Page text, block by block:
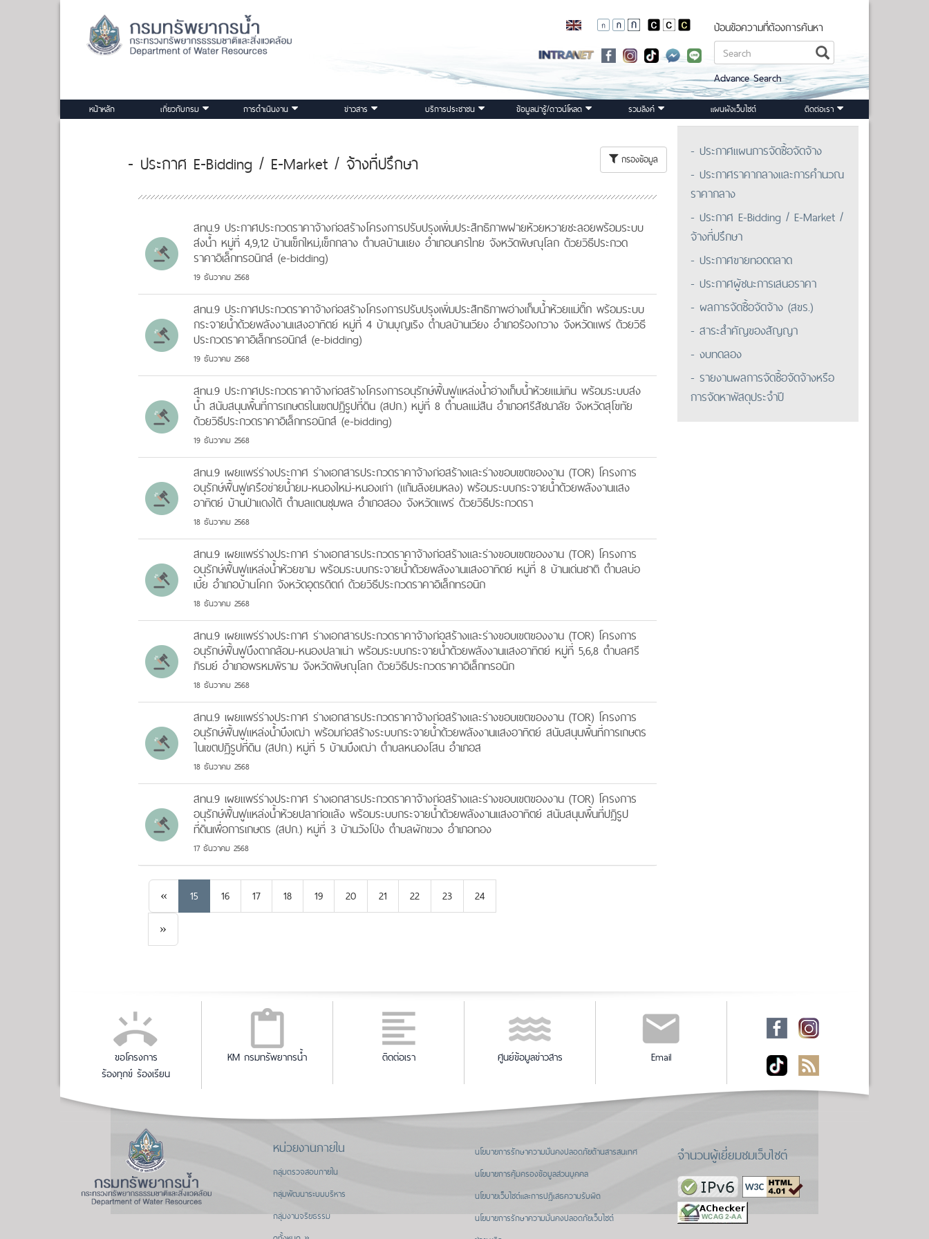
ป้อนข้อความที่ต้องการค้นหา
Advance Search
หน้าหลัก เกี่ยวกับกรม การดำเนินงาน ข่าวสาร บริการประชาชน ข้อมูลน่ารู้/ดาวน์โหลด รวมลิงค์ แผนผังเว็บไซต์ ติดต่อเรา
- ประกาศ E-Bidding / E-Market / จ้างที่ปรึกษา กรองข้อมูล
สทน.9 ประกาศประกวดราคาจ้างก่อสร้างโครงการปรับปรุงเพิ่มประสิทธิภาพฝายห้วยหวายชะลอยพร้อมระบบ
ส่งน้ำ หมู่ที่ 4,9,12 บ้านเข็กใหม่,เข็กกลาง ตำบลบ้านแยง อำเภอนครไทย จังหวัดพิษณุโลก ด้วยวิธีประกวด
ราคาอิเล็กทรอนิกส์ (e-bidding)
19 ธันวาคม 2568
สทน.9 ประกาศประกวดราคาจ้างก่อสร้างโครงการปรับปรุงเพิ่มประสิทธิภาพอ่างเก็บน้ำห้วยแม่ติ๊ก พร้อมระบบ
กระจายน้ำด้วยพลังงานแสงอาทิตย์ หมู่ที่ 4 บ้านบุญเริง ตำบลบ้านเวียง อำเภอร้องกวาง จังหวัดแพร่ ด้วยวิธี
ประกวดราคาอิเล็กทรอนิกส์ (e-bidding)
19 ธันวาคม 2568
สทน.9 ประกาศประกวดราคาจ้างก่อสร้างโครงการอนุรักษ์ฟื้นฟูแหล่งน้ำอ่างเก็บน้ำห้วยแม่เทิน พร้อมระบบส่ง
น้ำ สนับสนุนพื้นที่การเกษตรในเขตปฏิรูปที่ดิน (สปก.) หมู่ที่ 8 ตำบลแม่สิน อำเภอศรีสัชนาลัย จังหวัดสุโขทัย
ด้วยวิธีประกวดราคาอิเล็กทรอนิกส์ (e-bidding)
19 ธันวาคม 2568
สทน.9 เผยแพร่ร่างประกาศ ร่างเอกสารประกวดราคาจ้างก่อสร้างและร่างขอบเขตของงาน (TOR) โครงการ
อนุรักษ์ฟื้นฟูเครือข่ายน้ำยม-หนองใหม่-หนองเก่า (แก้มลิงยมหลง) พร้อมระบบกระจายน้ำด้วยพลังงานแสง
อาทิตย์ บ้านป่าแดงใต้ ตำบลแดนชุมพล อำเภอสอง จังหวัดแพร่ ด้วยวิธีประกวดรา
18 ธันวาคม 2568
สทน.9 เผยแพร่ร่างประกาศ ร่างเอกสารประกวดราคาจ้างก่อสร้างและร่างขอบเขตของงาน (TOR) โครงการ
อนุรักษ์ฟื้นฟูแหล่งน้ำห้วยขาม พร้อมระบบกระจายน้ำด้วยพลังงานแสงอาทิตย์ หมู่ที่ 8 บ้านเด่นชาติ ตำบลบ่อ
เบี้ย อำเภอบ้านโคก จังหวัดอุตรดิตถ์ ด้วยวิธีประกวดราคาอิเล็กทรอนิก
18 ธันวาคม 2568
สทน.9 เผยแพร่ร่างประกาศ ร่างเอกสารประกวดราคาจ้างก่อสร้างและร่างขอบเขตของงาน (TOR) โครงการ
อนุรักษ์ฟื้นฟูบึงตากล้อม-หนองปลาเน่า พร้อมระบบกระจายน้ำด้วยพลังงานแสงอาทิตย์ หมู่ที่ 5,6,8 ตำบลศรี
ภิรมย์ อำเภอพรหมพิราม จังหวัดพิษณุโลก ด้วยวิธีประกวดราคาอิเล็กทรอนิก
18 ธันวาคม 2568
สทน.9 เผยแพร่ร่างประกาศ ร่างเอกสารประกวดราคาจ้างก่อสร้างและร่างขอบเขตของงาน (TOR) โครงการ
อนุรักษ์ฟื้นฟูแหล่งน้ำบึงเฒ่า พร้อมก่อสร้างระบบกระจายน้ำด้วยพลังงานแสงอาทิตย์ สนับสนุนพื้นที่การเกษตร
ในเขตปฏิรูปที่ดิน (สปก.) หมู่ที่ 5 บ้านบึงเฒ่า ตำบลหนองโสน อำเภอส
18 ธันวาคม 2568
สทน.9 เผยแพร่ร่างประกาศ ร่างเอกสารประกวดราคาจ้างก่อสร้างและร่างขอบเขตของงาน (TOR) โครงการ
อนุรักษ์ฟื้นฟูแหล่งน้ำห้วยปลาก่อแล้ง พร้อมระบบกระจายน้ำด้วยพลังงานแสงอาทิตย์ สนับสนุนพื้นที่ปฏิรูป
ที่ดินเพื่อการเกษตร (สปก.) หมู่ที่ 3 บ้านวังโป่ง ตำบลผักขวง อำเภอทอง
17 ธันวาคม 2568
«Previous
15 16 17 18 19 20 21 22 23
24
»Next
- ประกาศแผนการจัดซื้อจัดจ้าง
- ประกาศราคากลางและการคำนวณ
ราคากลาง
- ประกาศ E-Bidding / E-Market /
จ้างที่ปรึกษา
- ประกาศขายทอดตลาด
- ประกาศผู้ชนะการเสนอราคา
- ผลการจัดซื้อจัดจ้าง (สขร.)
- สาระสำคัญของสัญญา
- งบทดลอง
- รายงานผลการจัดซื้อจัดจ้างหรือ
การจัดหาพัสดุประจำปี
ขอโครงการ
ร้องทุกข์ ร้องเรียน
KM กรมทรัพยากรน้ำ ติดต่อเรา ศูนย์ข้อมูลข่าวสาร Email
หน่วยงานภายใน
กลุ่มตรวจสอบภายใน
กลุ่มพัฒนาระบบบริหาร
กลุ่มงานจริยธรรม
นโยบายการรักษาความมั่นคงปลอดภัยด้านสารสนเทศ
นโยบายการคุ้มครองข้อมูลส่วนบุคคล
นโยบายเว็บไซต์และการปฏิเสธความรับผิด
นโยบายการรักษาความมั่นคงปลอดภัยเว็บไซต์
จำนวนผู้เยี่ยมชมเว็บไซต์